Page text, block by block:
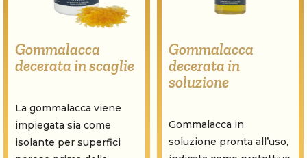
Gommalacca
decerata in scaglie
La gommalacca viene
impiegata sia come
isolante per superfici
Gommalacca
decerata in
soluzione
Gommalacca in
soluzione pronta all’uso,